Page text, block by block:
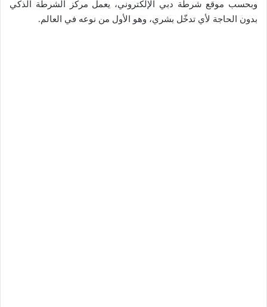
وبحسب موقع شرطة دبي الإلكتروني، يعمل مركز الشرطة الذكي
بدون الحاجة لأي تدخّل بشري، وهو الأول من نوعه في العالم.